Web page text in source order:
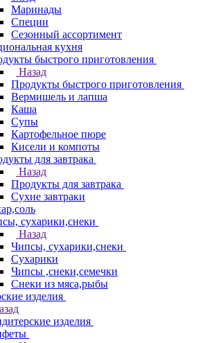
Маринады
Специи
Сезонный ассортимент
кухня
быстрого приготовления
Назад
Продукты быстрого приготовления
Вермишель и лапша
Каша
Супы
Картофельное пюре
Кисели и компоты
для завтрака
Назад
Продукты для завтрака
Сухие завтраки
сухарики,снеки
Назад
Чипсы, сухарики,снеки
Сухарики
Чипсы ,снеки,семечки
Снеки из мяса,рыбы
изделия
изделия